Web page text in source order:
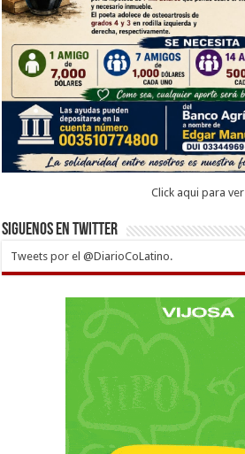
Click aqui para ver
Siguenos en twitter
Tweets por el @DiarioCoLatino.